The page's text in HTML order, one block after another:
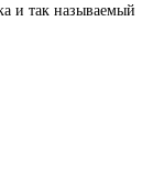
и так называемый